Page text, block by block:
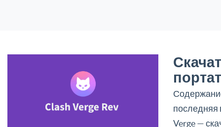
последняя
Verge —